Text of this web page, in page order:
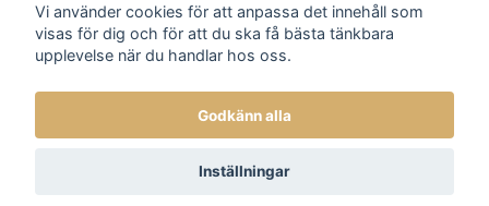
© 2026 Lindströms Reklam och Profil
Vi använder cookies för att anpassa det innehåll som
visas för dig och för att du ska få bästa tänkbara
upplevelse när du handlar hos oss.
Godkänn alla
Inställningar